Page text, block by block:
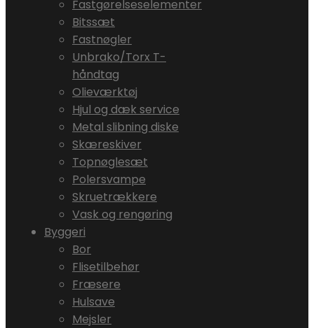
Fastgørelseselementer
Bitssæt
Fastnøgler
Unbrako/Torx T-
håndtag
Olieværktøj
Hjul og dæk service
Metal slibning diske
Skæreskiver
Topnøglesæt
Polersvampe
Skruetrækkere
Vask og rengøring
Byggeri
Bor
Flisetilbehør
Fræsere
Hulsave
Mejsler